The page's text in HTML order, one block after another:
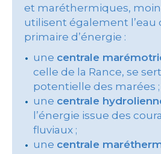
et maréthermiques,
utilisent également l’eau
primaire d’énergie :
une centrale
celle de la Rance, se
potentielle des marées ;
une centrale
l’énergie issue des
fluviaux ;
une centrale